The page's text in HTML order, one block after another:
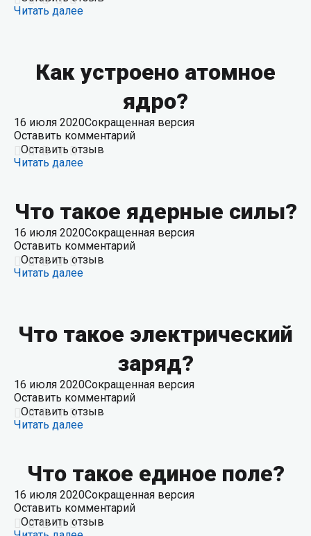
Читать далее
Как устроено атомное
ядро?
16 июля 2020Сокращенная версия
Оставить комментарий
Оставить отзыв
Читать далее
Что такое ядерные силы?
16 июля 2020Сокращенная версия
Оставить комментарий
Оставить отзыв
Читать далее
Что такое электрический
заряд?
16 июля 2020Сокращенная версия
Оставить комментарий
Оставить отзыв
Читать далее
Что такое единое поле?
16 июля 2020Сокращенная версия
Оставить комментарий
Оставить отзыв